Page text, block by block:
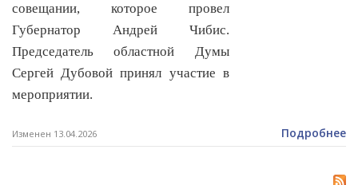
совещании, которое провел
Губернатор Андрей Чибис.
Председатель областной Думы
Сергей Дубовой принял участие в
мероприятии.
Изменен 13.04.2026 Подробнее